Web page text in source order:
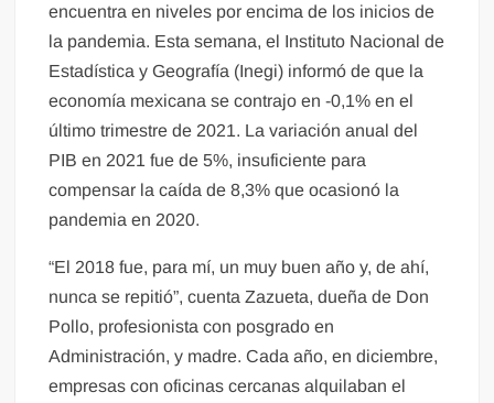
encuentra en niveles por encima de los inicios de
la pandemia. Esta semana, el Instituto Nacional de
Estadística y Geografía (Inegi) informó de que la
economía mexicana se contrajo en -0,1% en el
último trimestre de 2021. La variación anual del
PIB en 2021 fue de 5%, insuficiente para
compensar la caída de 8,3% que ocasionó la
pandemia en 2020.
“El 2018 fue, para mí, un muy buen año y, de ahí,
nunca se repitió”, cuenta Zazueta, dueña de Don
Pollo, profesionista con posgrado en
Administración, y madre. Cada año, en diciembre,
empresas con oficinas cercanas alquilaban el